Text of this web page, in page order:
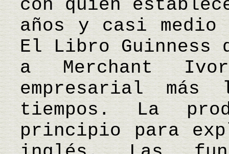
con quien
años y casi
El Libro Guinness
a Merchant
empresarial
tiempos. La
principio para